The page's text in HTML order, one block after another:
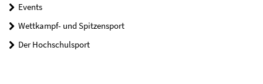
Events
Wettkampf- und Spitzensport
Der Hochschulsport